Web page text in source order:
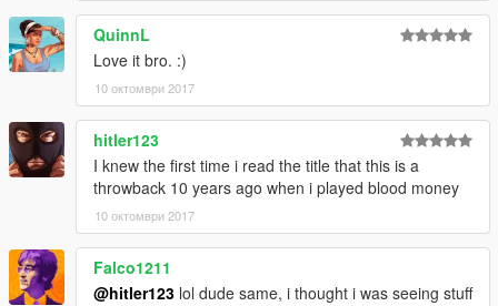
QuinnL
Love it bro. :)
10 октомври 2017
hitler123
I knew the first time i read the title that this is a
throwback 10 years ago when i played blood money
10 октомври 2017
Falco1211
@hitler123 lol dude same, i thought i was seeing stuff